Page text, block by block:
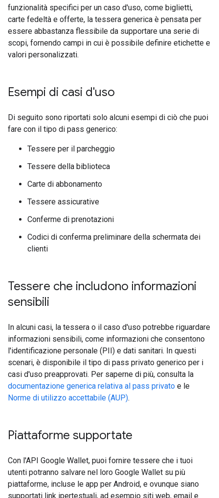
funzionalità specifici per un caso d'uso, come biglietti,
carte fedeltà e offerte, la tessera generica è pensata per
essere abbastanza flessibile da supportare una serie di
scopi, fornendo campi in cui è possibile definire etichette e
valori personalizzati.
Esempi di casi d'uso
Di seguito sono riportati solo alcuni esempi di ciò che puoi
fare con il tipo di pass generico:
Tessere per il parcheggio
Tessere della biblioteca
Carte di abbonamento
Tessere assicurative
Conferme di prenotazioni
Codici di conferma preliminare della schermata dei
clienti
Tessere che includono informazioni
sensibili
In alcuni casi, la tessera o il caso d'uso potrebbe riguardare
informazioni sensibili, come informazioni che consentono
l'identificazione personale (PII) e dati sanitari. In questi
scenari, è disponibile il tipo di pass privato generico per i
casi d'uso preapprovati. Per saperne di più, consulta la
documentazione generica relativa al pass privato e le
Norme di utilizzo accettabile (AUP).
Piattaforme supportate
Con l'API Google Wallet, puoi fornire tessere che i tuoi
utenti potranno salvare nel loro Google Wallet su più
piattaforme, incluse le app per Android, e ovunque siano
supportati link ipertestuali, ad esempio siti web, email e